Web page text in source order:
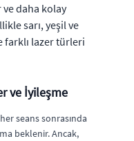
ve daha kolay
sarı, yeşil ve
farklı lazer türleri
ve İyileşme
seans sonrasında
beklenir. Ancak,